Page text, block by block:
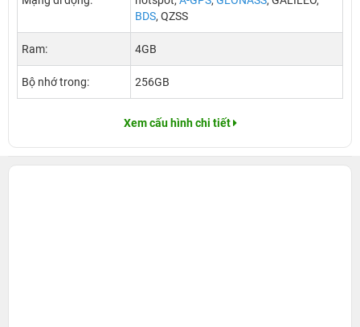
BDS, QZSS
Ram: 4GB
Bộ nhớ trong: 256GB
Xem cấu hình chi tiết